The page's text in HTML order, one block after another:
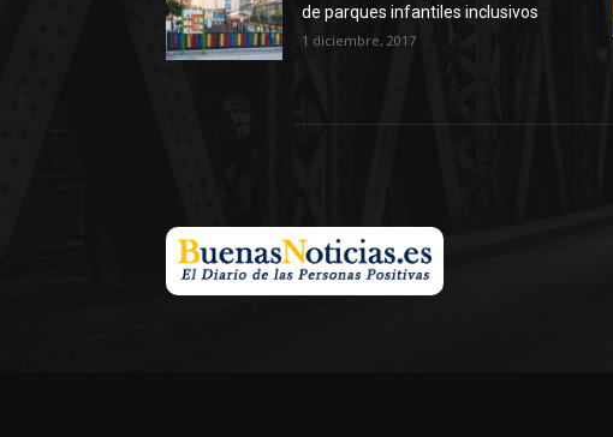
de parques infantiles inclusivos
1 diciembre, 2017